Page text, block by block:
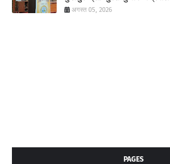
अगस्त 05, 2026
PAGES